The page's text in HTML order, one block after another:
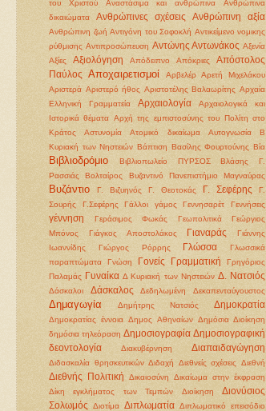
του Χριστού
Αναστάσιμα και ανθρώπινα
Ανθρώπινα
δικαιώματα
Ανθρώπινες σχέσεις Ανθρώπινη αξία
Ανθρώπινη ζωή Αντιγόνη του Σοφοκλή Αντικείμενο νομικης
ρύθμισης Αντιπροσώπευση Αντώνης Αντωνάκος Αξενία
Αξίες
Αξιολόγηση Απόδειπνο Απόκριες
Απόστολος
Παύλος Αποχαιρετισμοί Αρβελέρ
Αρετή Μιχελάκου
Αριστερά Αριστερό ήθος Αριστοτέλης Βαλαωρίτης Αρχαία
Ελληνική Γραμματεία
Αρχαιολογία
Αρχαιολογικά και
Ιστορικά θέματα Αρχή της εμπιστοσύνης του Πολίτη στο
Κράτος
Αστυνομία Ατομικό δικαίωμα Αυτογνωσία
Β
Κυριακή των Νηστειών Βάπτιση Βασίλης Φουρτούνης Βία
Βιβλιοδρόμιο Βιβλιοπωλείο ΠΥΡΣΟΣ
Βλάσης Γ.
Ρασσιάς
Βολταίρος Βυζαντινό Πανεπιστήμιο Μαγναύρας
Βυζάντιο Γ. Βιζυηνός Γ. Θεοτοκάς Γ. Σεφέρης
Γ.
Σουρής
Γ.Σεφέρης Γάλλοι γάμος Γεννησαρέτ Γεννήσεις
γέννηση Γεράσιμος Φωκάς Γεωπολιτικά
Γεώργιος
Μπόνος
Γιάγκος Αποστολάκος Γιαναράς
Γιάννης
Ιωαννίδης
Γιώργος Ρόρρης Γλώσσα
Γλωσσικά
παραπτώματα
Γνώση Γονείς Γραμματική
Γρηγόριος
Παλαμάς Γυναίκα Δ Κυριακή των Νηστειών Δ. Νατσιός
Δάσκαλοι Δάσκαλος Δεδηλωμένη Δεκαπενταύγουστος
Δημαγωγία Δημήτρης Νατσιός Δημοκρατία
Δημοκρατίας έννοια Δημος Αθηναίων Δημόσια Διοίκηση
δημόσια τηλεόραση Δημοσιογραφία Δημοσιογραφική
δεοντολογία
Διακυβέρνηση Διαπαιδαγώγηση
Διδασκαλία θρησκευτικών Διδαχή Διεθνείς σχέσεις Διεθνή
Διεθνής Πολιτική Δικαιοσύνη
Δικαίωμα στην έκφραση
Δίκη εγκλήματος των Τεμπών
Διοίκηση
Διονύσιος
Σολωμός Διοτίμα Διπλωματία Διπλωματικό επεισόδιο